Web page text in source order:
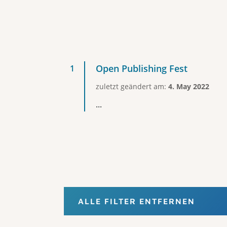
Open Publishing Fest
zuletzt geändert am: 4. May 2022
...
ALLE FILTER ENTFERNEN